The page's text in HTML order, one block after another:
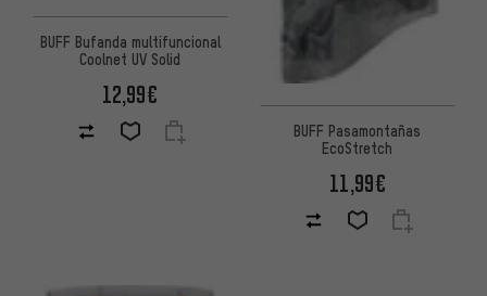
BUFF Bufanda multifuncional
Coolnet UV Solid
12,99€
BUFF Pasamontañas
EcoStretch
11,99€